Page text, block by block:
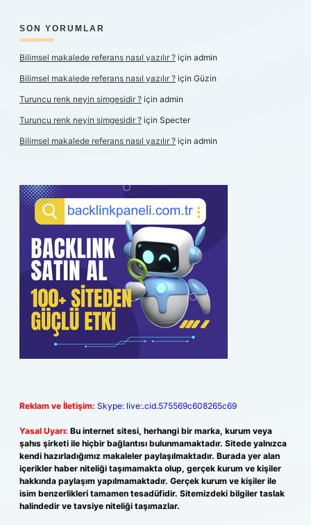
SON YORUMLAR
Bilimsel makalede referans nasıl yazılır ? için admin
Bilimsel makalede referans nasıl yazılır ? için Güzin
Turuncu renk neyin simgesidir ? için admin
Turuncu renk neyin simgesidir ? için Specter
Bilimsel makalede referans nasıl yazılır ? için admin
Reklam ve İletişim: Skype: live:.cid.575569c608265c69
Yasal Uyarı: Bu internet sitesi, herhangi bir marka, kurum veya
şahıs şirketi ile hiçbir bağlantısı bulunmamaktadır. Sitede yalnızca
kendi hazırladığımız makaleler paylaşılmaktadır. Burada yer alan
içerikler haber niteliği taşımamakta olup, gerçek kurum ve kişiler
hakkında paylaşım yapılmamaktadır. Gerçek kurum ve kişiler ile
isim benzerlikleri tamamen tesadüfidir. Sitemizdeki bilgiler taslak
halindedir ve tavsiye niteliği taşımazlar.